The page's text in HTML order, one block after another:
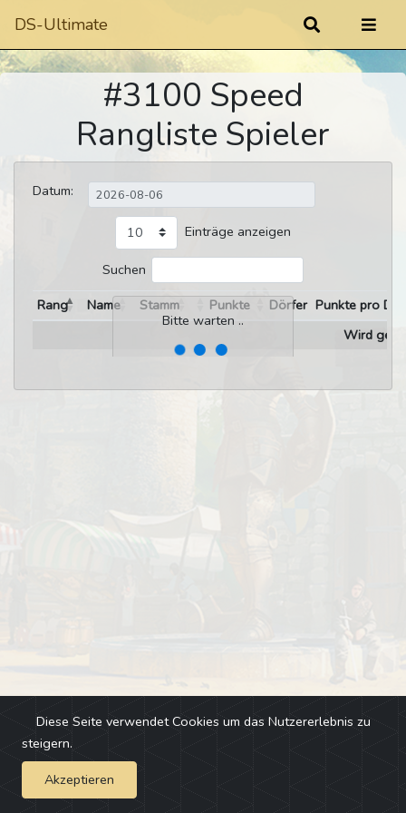
DS-Ultimate
#3100 Speed
Rangliste Spieler
Datum:
Einträge anzeigen
Suchen
Bitte warten ..
Rang Name Stamm Punkte Dörfer Punkte pro
Wird
Impressum - Changelog
Diese Seite verwendet Cookies um das Nutzererlebnis zu
steigern.
Akzeptieren